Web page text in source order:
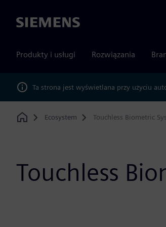
Siemens
Produkty i usługi Rozwiązania
Ta strona jest wyświetlana przy użyciu
Home
Ecosystem Touchless Biometric
Touchless